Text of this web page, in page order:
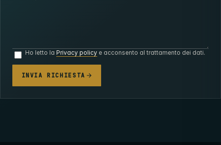
Ho letto la Privacy policye acconsento al trattamento dei dati.
INVIA RICHIESTA